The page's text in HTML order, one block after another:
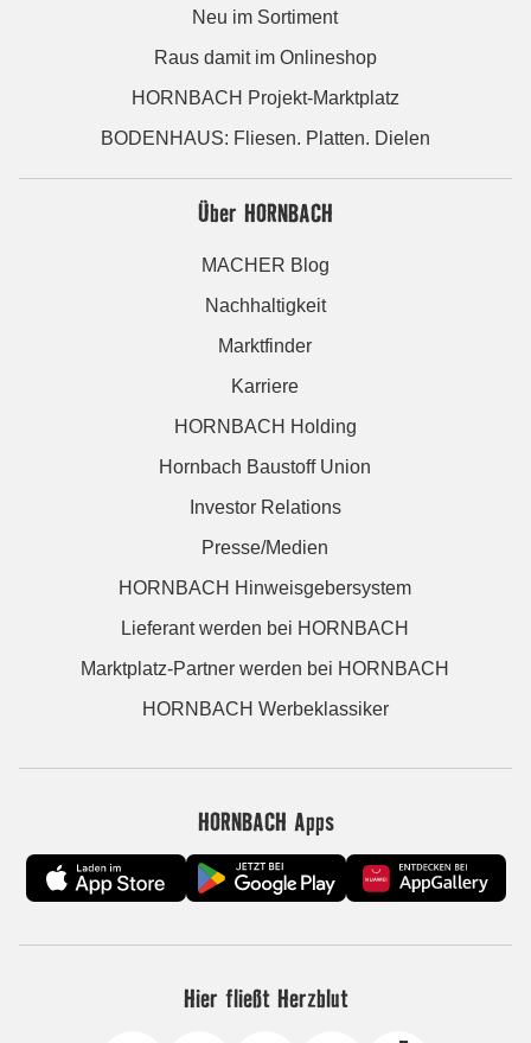
Neu im Sortiment
Raus damit im Onlineshop
HORNBACH Projekt-Marktplatz
BODENHAUS: Fliesen. Platten. Dielen
Über HORNBACH
MACHER Blog
Nachhaltigkeit
Marktfinder
Karriere
HORNBACH Holding
Hornbach Baustoff Union
Investor Relations
Presse/Medien
HORNBACH Hinweisgebersystem
Lieferant werden bei HORNBACH
Marktplatz-Partner werden bei HORNBACH
HORNBACH Werbeklassiker
HORNBACH Apps
Hier fließt Herzblut